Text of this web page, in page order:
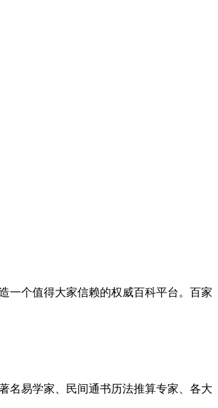
一个值得大家信赖的权威百科平台。百家
名易学家、民间通书历法推算专家、各大